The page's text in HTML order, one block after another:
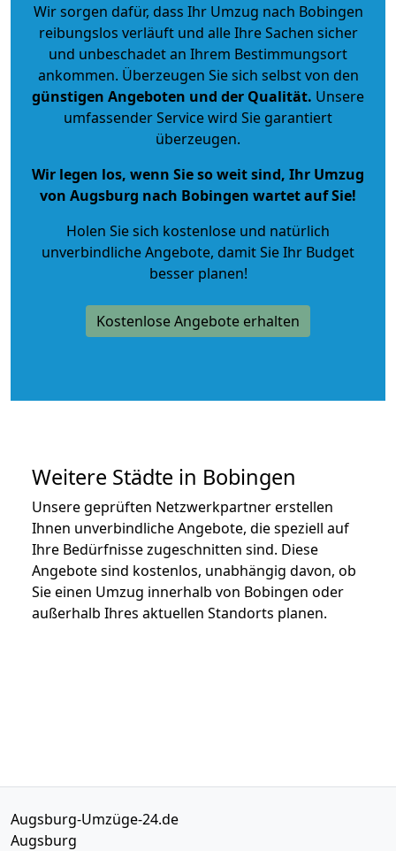
Wir sorgen dafür, dass Ihr Umzug nach Bobingen
reibungslos verläuft und alle Ihre Sachen sicher
und unbeschadet an Ihrem Bestimmungsort
ankommen. Überzeugen Sie sich selbst von den
günstigen Angeboten und der Qualität. Unsere
umfassender Service wird Sie garantiert
überzeugen.
Wir legen los, wenn Sie so weit sind, Ihr Umzug
von Augsburg nach Bobingen wartet auf Sie!
Holen Sie sich kostenlose und natürlich
unverbindliche Angebote, damit Sie Ihr Budget
besser planen!
Kostenlose Angebote erhalten
Weitere Städte in Bobingen
Unsere geprüften Netzwerkpartner erstellen
Ihnen unverbindliche Angebote, die speziell auf
Ihre Bedürfnisse zugeschnitten sind. Diese
Angebote sind kostenlos, unabhängig davon, ob
Sie einen Umzug innerhalb von Bobingen oder
außerhalb Ihres aktuellen Standorts planen.
Augsburg-Umzüge-24.de
Augsburg